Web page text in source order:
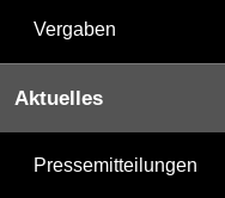
Vergaben
Aktuelles
Pressemitteilungen